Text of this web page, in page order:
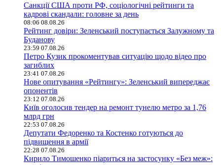
Санкції США проти РФ, соціологічні рейтинги та
кадрові скандали: головне за день
08:06 08.08.26
Рейтинг довіри: Зеленський поступається Залужному та
Буданову
23:59 07.08.26
Петро Кузик прокоментував ситуацію щодо відео про
загиблих
23:41 07.08.26
Нове опитування «Рейтингу»: Зеленський випереджає
опонентів
23:12 07.08.26
Київ оголосив тендер на ремонт тунелю метро за 1,76
млрд грн
22:53 07.08.26
Депутати Федоренко та Костенко готуються до
підвищення в армії
22:28 07.08.26
Кирило Тимошенко піариться на застосунку «Без меж»: